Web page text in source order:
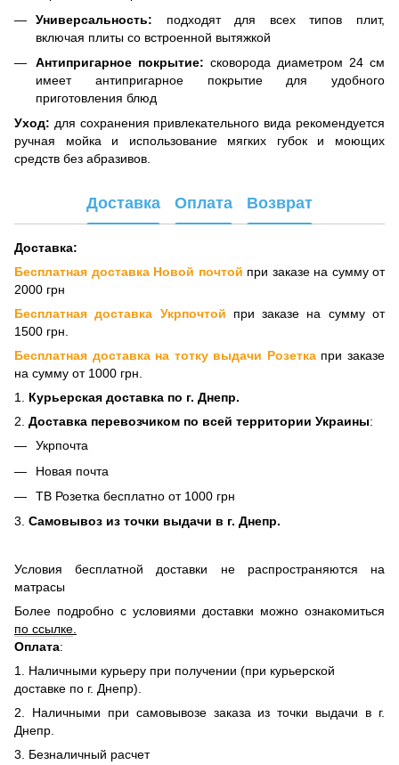
Универсальность: подходят для всех типов плит,
включая плиты со встроенной вытяжкой
Антипригарное покрытие: сковорода диаметром 24 см
имеет антипригарное покрытие для удобного
приготовления блюд
Уход: для сохранения привлекательного вида рекомендуется
ручная мойка и использование мягких губок и моющих
средств без абразивов.
Доставка Оплата Возврат
Доставка:
Бесплатная доставка Новой почтой при заказе на сумму от
2000 грн
Бесплатная доставка Укрпочтой
при заказе на сумму от
1500 грн.
Бесплатная доставка на тотку выдачи Розетка при заказе
на сумму от 1000 грн.
1. Курьерская доставка по г. Днепр.
2. Доставка перевозчиком по всей территории Украины:
Укрпочта
Новая почта
ТВ Розетка бесплатно от 1000 грн
3. Самовывоз из точки выдачи в г. Днепр.
Условия бесплатной доставки не распространяются на
матрасы
Более подробно с условиями доставки можно ознакомиться
по ссылке.
Оплата:
1. Наличными курьеру при получении (при курьерской
доставке по г. Днепр).
2. Наличными при самовывозе заказа из точки выдачи в г.
Днепр.
3. Безналичный расчет